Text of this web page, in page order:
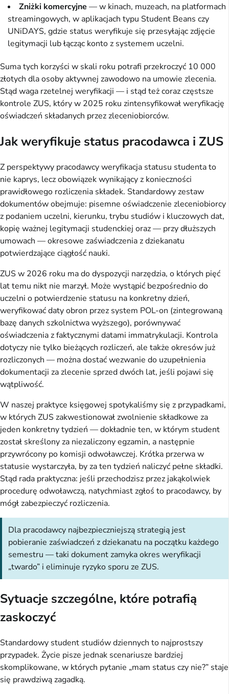
Zniżki komercyjne — w kinach, muzeach, na platformach
streamingowych, w aplikacjach typu Student Beans czy
UNiDAYS, gdzie status weryfikuje się przesyłając zdjęcie
legitymacji lub łącząc konto z systemem uczelni.
Suma tych korzyści w skali roku potrafi przekroczyć 10 000
złotych dla osoby aktywnej zawodowo na umowie zlecenia.
Stąd waga rzetelnej weryfikacji — i stąd też coraz częstsze
kontrole ZUS, który w 2025 roku zintensyfikował weryfikację
oświadczeń składanych przez zleceniobiorców.
Jak weryfikuje status pracodawca i ZUS
Z perspektywy pracodawcy weryfikacja statusu studenta to
nie kaprys, lecz obowiązek wynikający z konieczności
prawidłowego rozliczenia składek. Standardowy zestaw
dokumentów obejmuje: pisemne oświadczenie zleceniobiorcy
z podaniem uczelni, kierunku, trybu studiów i kluczowych dat,
kopię ważnej legitymacji studenckiej oraz — przy dłuższych
umowach — okresowe zaświadczenia z dziekanatu
potwierdzające ciągłość nauki.
ZUS w 2026 roku ma do dyspozycji narzędzia, o których pięć
lat temu nikt nie marzył. Może wystąpić bezpośrednio do
uczelni o potwierdzenie statusu na konkretny dzień,
weryfikować daty obron przez system POL-on (zintegrowaną
bazę danych szkolnictwa wyższego), porównywać
oświadczenia z faktycznymi datami immatrykulacji. Kontrola
dotyczy nie tylko bieżących rozliczeń, ale także okresów już
rozliczonych — można dostać wezwanie do uzupełnienia
dokumentacji za zlecenie sprzed dwóch lat, jeśli pojawi się
wątpliwość.
W naszej praktyce księgowej spotykaliśmy się z przypadkami,
w których ZUS zakwestionował zwolnienie składkowe za
jeden konkretny tydzień — dokładnie ten, w którym student
został skreślony za niezaliczony egzamin, a następnie
przywrócony po komisji odwoławczej. Krótka przerwa w
statusie wystarczyła, by za ten tydzień naliczyć pełne składki.
Stąd rada praktyczna: jeśli przechodzisz przez jakąkolwiek
procedurę odwoławczą, natychmiast zgłoś to pracodawcy, by
mógł zabezpieczyć rozliczenia.
Dla pracodawcy najbezpieczniejszą strategią jest
pobieranie zaświadczeń z dziekanatu na początku każdego
semestru — taki dokument zamyka okres weryfikacji
„twardo” i eliminuje ryzyko sporu ze ZUS.
Sytuacje szczególne, które potrafią
zaskoczyć
Standardowy student studiów dziennych to najprostszy
przypadek. Życie pisze jednak scenariusze bardziej
skomplikowane, w których pytanie „mam status czy nie?” staje
się prawdziwą zagadką.